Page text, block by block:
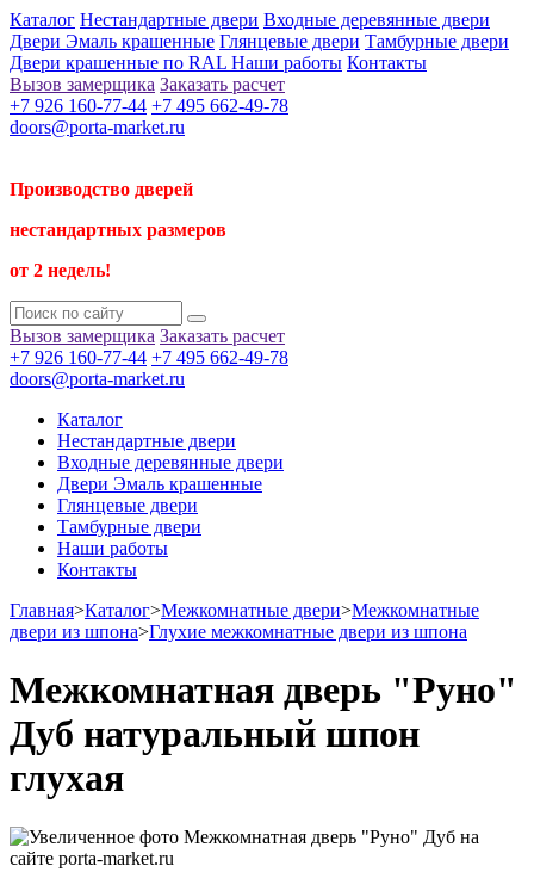
Каталог Нестандартные двери Входные деревянные двери
Двери Эмаль крашенные Глянцевые двери Тамбурные двери
Двери крашенные по RAL Наши работы Контакты
Вызов замерщика Заказать расчет
+7 926 160-77-44 +7 495 662-49-78
doors@porta-market.ru
Производство дверей
нестандартных размеров
от 2 недель!
Вызов замерщика Заказать расчет
+7 926 160-77-44 +7 495 662-49-78
doors@porta-market.ru
Каталог
Нестандартные двери
Входные деревянные двери
Двери Эмаль крашенные
Глянцевые двери
Тамбурные двери
Наши работы
Контакты
Главная>Каталог>Межкомнатные двери>Межкомнатные
двери из шпона>Глухие межкомнатные двери из шпона
Межкомнатная дверь "Руно"
Дуб натуральный шпон
глухая